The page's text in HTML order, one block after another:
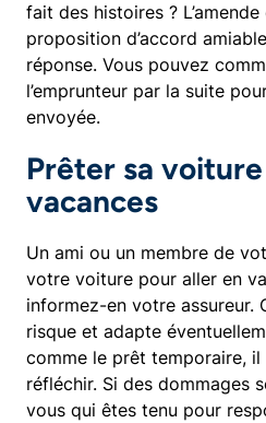
fait des histoires ?
proposition d’accord
réponse. Vous pouvez
l’emprunteur par la suite
envoyée.
Prêter sa
vacances
Un ami ou un membre de
votre voiture pour aller en
informez-en votre assureur.
risque et adapte
comme le prêt temporaire,
réfléchir. Si des dommages
vous qui êtes tenu pour